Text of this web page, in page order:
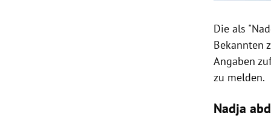
Die als
Bekannten
Angaben
zu melden.
Nadjaabd